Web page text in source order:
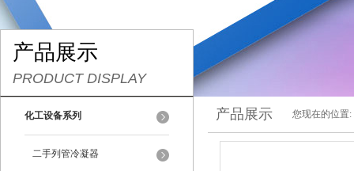
产品展示
PRODUCT DISPLAY
化工设备系列
二手列管冷凝器
产品展示 您现在的位置: